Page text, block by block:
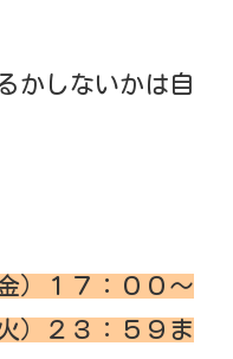
かしないかは自
）１７：００～
）２３：５９ま